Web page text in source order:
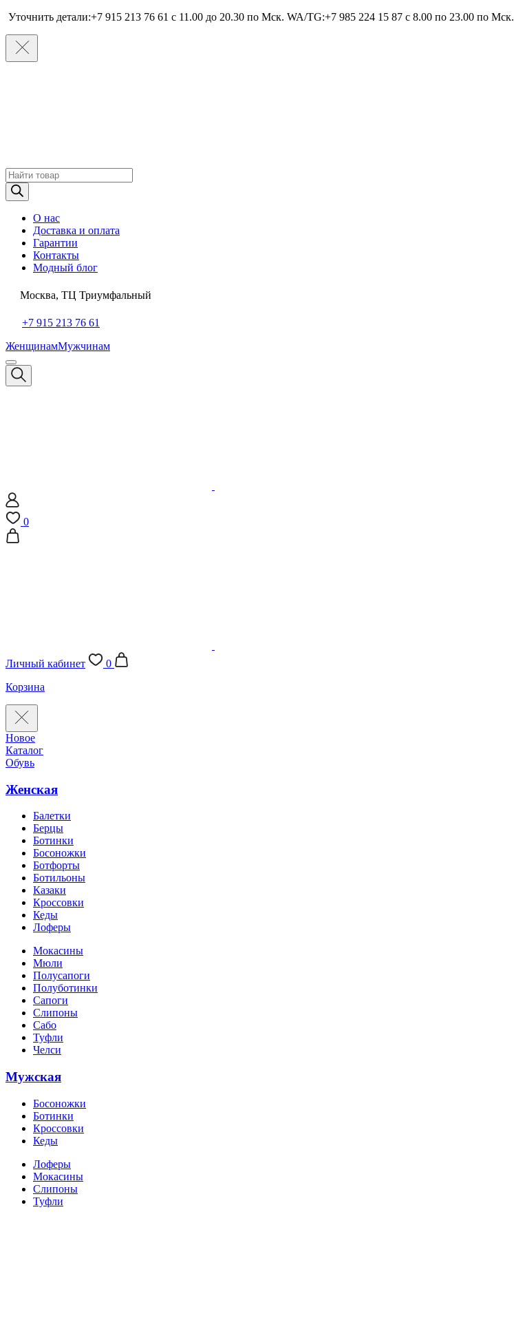
Уточнить детали:+7 915 213 76 61 c 11.00 до 20.30 по Мcк. WA/TG:+7 985 224 15 87 c 8.00 по 23.00 по Мcк.
Поиск
товаров
О нас
Доставка и оплата
Гарантии
Контакты
Модный блог
Москва, ТЦ Триумфальный
+7 915 213 76 61
ЖенщинамМужчинам
0
Личный кабинет
0
Корзина
Новое
Каталог
Обувь
Женская
Балетки
Берцы
Ботинки
Босоножки
Ботфорты
Ботильоны
Казаки
Кроссовки
Кеды
Лоферы
Мокасины
Мюли
Полусапоги
Полуботинки
Сапоги
Слипоны
Сабо
Туфли
Челси
Мужская
Босоножки
Ботинки
Кроссовки
Кеды
Лоферы
Мокасины
Слипоны
Туфли